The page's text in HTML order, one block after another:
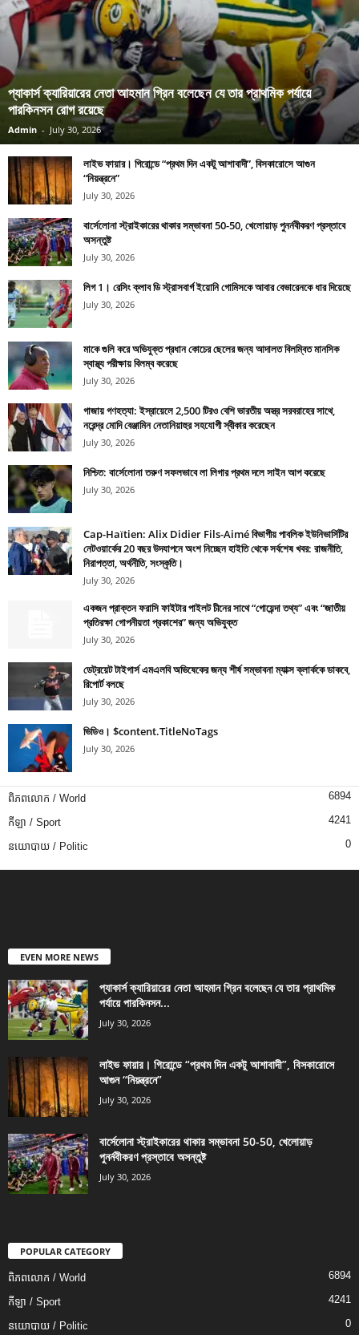
প্যাকার্স ক্যারিয়ারের নেতা আহমান গ্রিন বলেছেন যে তার প্রাথমিক পর্যায়ে
পারকিনসন রোগ রয়েছে
Admin - July 30, 2026
লাইভ ফায়ার। গিরোন্ডে “প্রথম দিন একটু আশাবাদী”, বিসকারোসে আগুন
“নিয়ন্ত্রনে”
July 30, 2026
বার্সেলোনা স্ট্রাইকারের থাকার সম্ভাবনা 50-50, খেলোয়াড় পুনর্নবীকরণ প্রস্তাবে
অসন্তুষ্ট
July 30, 2026
লিগ 1। রেসিং ক্লাব ডি স্ট্রাসবার্গ ইয়োনি গোমিসকে আবার বেভারেনকে ধার দিয়েছে
July 30, 2026
মাকে গুলি করে অভিযুক্ত প্রধান কোচের ছেলের জন্য আদালত বিলম্বিত মানসিক
স্বাস্থ্য পরীক্ষায় বিলম্ব করেছে
July 30, 2026
গাজায় গণহত্যা: ইস্রায়েলে 2,500 টিরও বেশি ভারতীয় অস্ত্র সরবরাহের সাথে,
নরেন্দ্র মোদি বেঞ্জামিন নেতানিয়াহুর সহযোগী স্বীকার করেছেন
July 30, 2026
নিশ্চিত: বার্সেলোনা তরুণ সফলভাবে লা লিগার প্রথম দলে সাইন আপ করেছে
July 30, 2026
Cap-Haïtien: Alix Didier Fils-Aimé বিভাগীয় পাবলিক ইউনিভার্সিটির
নেটওয়ার্কের 20 বছর উদযাপনে অংশ নিচ্ছেন হাইতি থেকে সর্বশেষ খবর: রাজনীতি,
নিরাপত্তা, অর্থনীতি, সংস্কৃতি।
July 30, 2026
একজন প্রাক্তন ফরাসি ফাইটার পাইলট চীনের সাথে “গোয়েন্দা তথ্য” এবং “জাতীয়
প্রতিরক্ষা গোপনীয়তা প্রকাশের” জন্য অভিযুক্ত
July 30, 2026
ডেট্রয়েট টাইগার্স এমএলবি অভিষেকের জন্য শীর্ষ সম্ভাবনা ম্যাক্স ক্লার্ককে ডাকবে,
রিপোর্ট বলছে
July 30, 2026
ভিডিও। $content.TitleNoTags
July 30, 2026
ពិភពលោក / World 6894
កីឡា / Sport 4241
នយោបាយ / Politic 0
EVEN MORE NEWS
প্যাকার্স ক্যারিয়ারের নেতা আহমান গ্রিন বলেছেন যে তার প্রাথমিক
পর্যায়ে পারকিনসন...
July 30, 2026
লাইভ ফায়ার। গিরোন্ডে “প্রথম দিন একটু আশাবাদী”, বিসকারোসে
আগুন “নিয়ন্ত্রনে”
July 30, 2026
বার্সেলোনা স্ট্রাইকারের থাকার সম্ভাবনা 50-50, খেলোয়াড়
পুনর্নবীকরণ প্রস্তাবে অসন্তুষ্ট
July 30, 2026
POPULAR CATEGORY
ពិភពលោក / World 6894
កីឡា / Sport 4241
នយោបាយ / Politic 0